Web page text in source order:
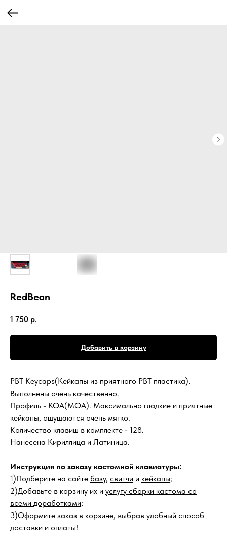
RedBean
1 750 р.
Добавить в корзину
PBT Keycaps(Кейкапы из приятного PBT пластика).
Выполнены очень качественно.
Профиль - KOA(MOA). Максимально гладкие и приятные
кейкапы, ощущаются очень мягко.
Количество клавиш в комплекте - 128.
Нанесена Кириллица и Латиница.
Инструкция по заказу кастомной клавиатуры:
1)Подберите на сайте базу, свитчи и кейкапы;
2)Добавьте в корзину их и услугу сборки кастома со
всеми доработками;
3)Оформите заказ в корзине, выбрав удобный способ
доставки и оплаты!